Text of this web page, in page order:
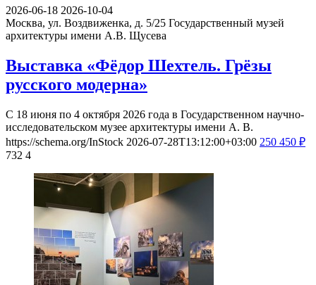
2026-06-18 2026-10-04
Москва, ул. Воздвиженка, д. 5/25 Государственный музей
архитектуры имени А.В. Щусева
Выставка «Фёдор Шехтель. Грёзы
русского модерна»
С 18 июня по 4 октября 2026 года в Государственном научно-
исследовательском музее архитектуры имени А. В.
https://schema.org/InStock 2026-07-28T13:12:00+03:00 250 450 ₽
732 4